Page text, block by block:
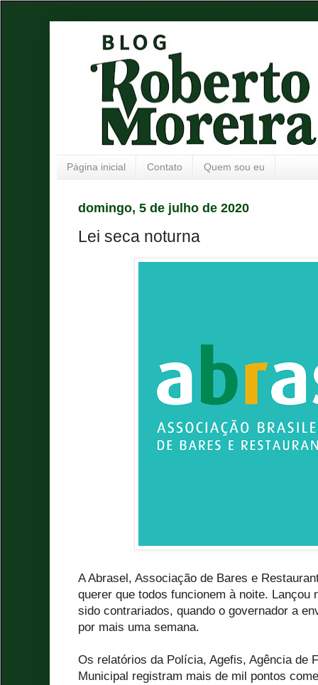
Página inicial Contato Quem sou eu
domingo, 5 de julho de 2020
Lei seca noturna
A Abrasel, Associação de Bares e
querer que todos funcionem à noite. Lançou
sido contrariados, quando o governador a
por mais uma semana.
Os relatórios da Polícia, Agefis, Agência de
Municipal registram mais de mil pontos